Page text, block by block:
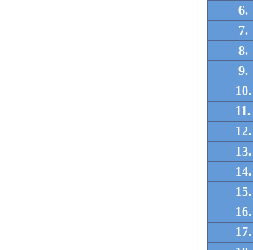
6.
7.
8.
9.
10.
11.
12.
13.
14.
15.
16.
17.